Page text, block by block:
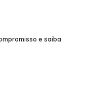
e saiba